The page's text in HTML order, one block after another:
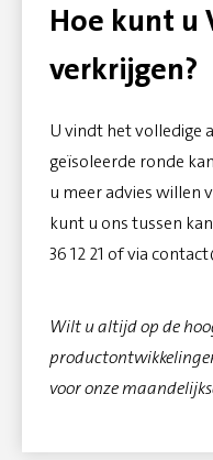
Hoe kunt u
verkrijgen?
U vindt het volledige
geïsoleerde ronde
u meer advies willen
kunt u ons tussen
36 12 21 of via
Wilt u altijd op de
voor onze